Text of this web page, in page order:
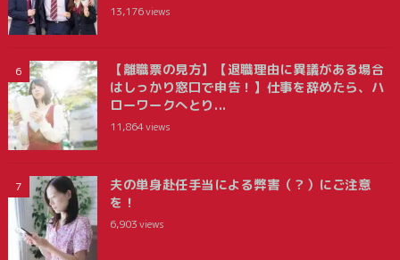
13,176views
【離職票の見方】【退職理由に異議がある場合
はしっかり窓口で申告！】仕事を辞めたら、ハ
ローワークへとり...
11,864views
夫の単身赴任手当による弊害（？）にご注意
を！
6,903views